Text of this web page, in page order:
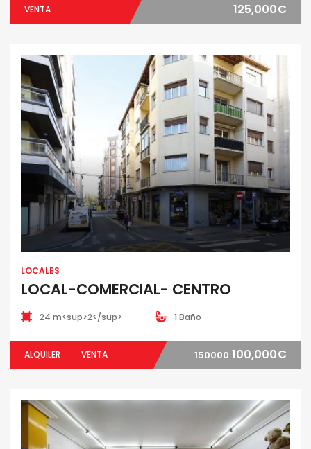
VENTA 125,000€
LOCALES
LOCAL-COMERCIAL- CENTRO
24 m<sup>2</sup> 1 Baño
ALQUILER VENTA 150000 100,000€